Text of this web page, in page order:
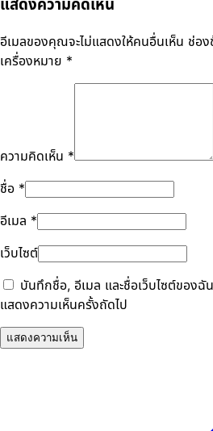
แสดงความคิดเห็น
อีเมลของคุณจะไม่แสดงให้คนอื่นเห็น ช่อง
เครื่องหมาย *
ความคิดเห็น *
ชื่อ *
อีเมล *
เว็บไซต์
บันทึกชื่อ, อีเมล และชื่อเว็บไซต์ของฉั
แสดงความเห็นครั้งถัดไป